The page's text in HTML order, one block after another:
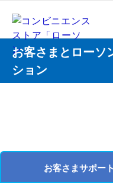
お客さまとローソ
ション
お客さまサポート